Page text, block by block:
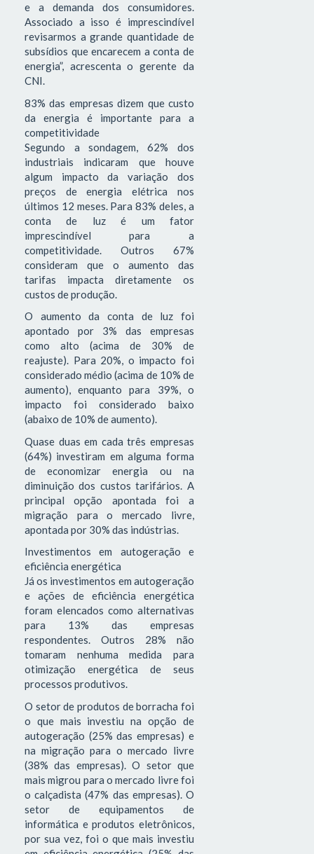
e a demanda dos consumidores.
Associado a isso é imprescindível
revisarmos a grande quantidade de
subsídios que encarecem a conta de
energia”, acrescenta o gerente da
CNI.
83% das empresas dizem que custo
da energia é importante para a
competitividade
Segundo a sondagem, 62% dos
industriais indicaram que houve
algum impacto da variação dos
preços de energia elétrica nos
últimos 12 meses. Para 83% deles, a
conta de luz é um fator
imprescindível para a
competitividade. Outros 67%
consideram que o aumento das
tarifas impacta diretamente os
custos de produção.
O aumento da conta de luz foi
apontado por 3% das empresas
como alto (acima de 30% de
reajuste). Para 20%, o impacto foi
considerado médio (acima de 10% de
aumento), enquanto para 39%, o
impacto foi considerado baixo
(abaixo de 10% de aumento).
Quase duas em cada três empresas
(64%) investiram em alguma forma
de economizar energia ou na
diminuição dos custos tarifários. A
principal opção apontada foi a
migração para o mercado livre,
apontada por 30% das indústrias.
Investimentos em autogeração e
eficiência energética
Já os investimentos em autogeração
e ações de eficiência energética
foram elencados como alternativas
para 13% das empresas
respondentes. Outros 28% não
tomaram nenhuma medida para
otimização energética de seus
processos produtivos.
O setor de produtos de borracha foi
o que mais investiu na opção de
autogeração (25% das empresas) e
na migração para o mercado livre
(38% das empresas). O setor que
mais migrou para o mercado livre foi
o calçadista (47% das empresas). O
setor de equipamentos de
informática e produtos eletrônicos,
por sua vez, foi o que mais investiu